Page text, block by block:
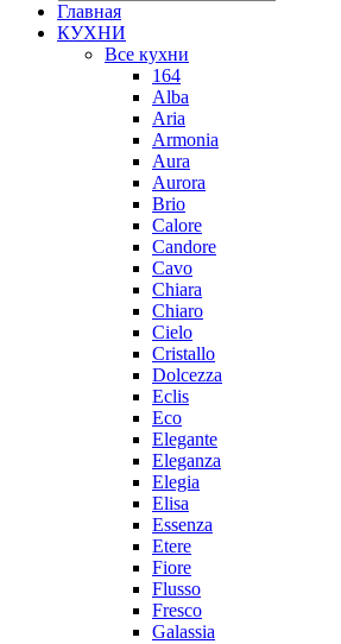
Главная
КУХНИ
Все кухни
164
Alba
Aria
Armonia
Aura
Aurora
Brio
Calore
Candore
Cavo
Chiara
Chiaro
Cielo
Cristallo
Dolcezza
Eclis
Eco
Elegante
Eleganza
Elegia
Elisa
Essenza
Etere
Fiore
Flusso
Fresco
Galassia